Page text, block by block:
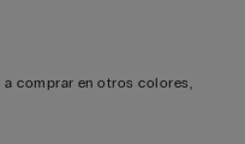
comprar en otros colores,